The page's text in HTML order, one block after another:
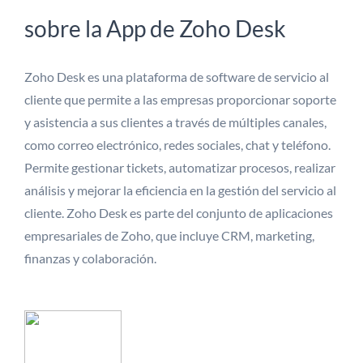
sobre la App de Zoho Desk
Zoho Desk es una plataforma de software de servicio al
cliente que permite a las empresas proporcionar soporte
y asistencia a sus clientes a través de múltiples canales,
como correo electrónico, redes sociales, chat y teléfono.
Permite gestionar tickets, automatizar procesos, realizar
análisis y mejorar la eficiencia en la gestión del servicio al
cliente. Zoho Desk es parte del conjunto de aplicaciones
empresariales de Zoho, que incluye CRM, marketing,
finanzas y colaboración.